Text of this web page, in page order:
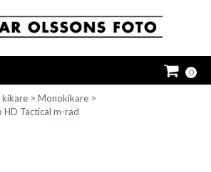
0
kikare > Monokikare >
HD Tactical m-rad